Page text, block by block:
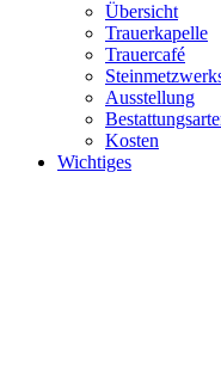
Übersicht
Trauerkapelle
Trauercafé
Ausstellung
Kosten
Wichtiges